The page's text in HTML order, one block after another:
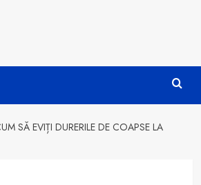
SĂ EVIȚI DURERILE DE COAPSE LA